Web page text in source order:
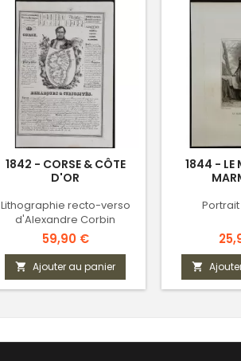
1842 - CORSE & CÔTE
D'OR
Lithographie recto-verso
d'Alexandre Corbin
Prix
59,90 €
 Ajouter au panier
1844 - LE
Prix
